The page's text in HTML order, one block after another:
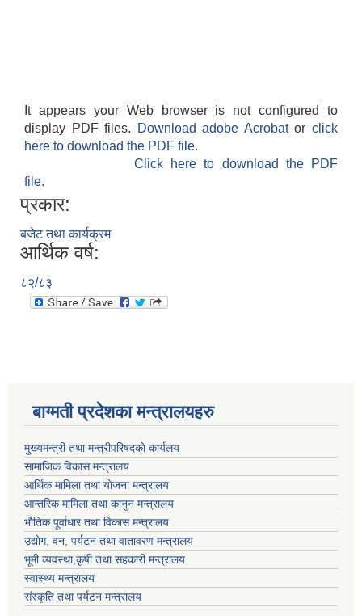
It appears your Web browser is not configured to
display PDF files.
Download adobe Acrobatorclick
here to download the PDF file.
Click here to download the PDF
file.
प्रकार:
बजेट तथा कार्यक्रम
आर्थिक वर्ष:
८२/८३
बाग्मती प्रदेशका मन्त्रालयहरु
मुख्यमन्त्री तथा मन्त्रीपरिषदकाे कार्यलय
सामाजिक विकास मन्त्रालय
आर्थिक मामिला तथा याेजना मन्त्रालय
आन्तरिक मामिला तथा कानुन मन्त्रालय
भाैतिक पूर्वाधार तथा विकास मन्त्रालय
उद्याेग, वन, पर्यटन तथा वातावरण मन्त्रालय
भूमी व्यवस्था,कृषी तथा सहकारी मन्त्रालय
स्वास्थ्य मन्त्रालय
संस्कृति तथा पर्यटन मन्त्रालय